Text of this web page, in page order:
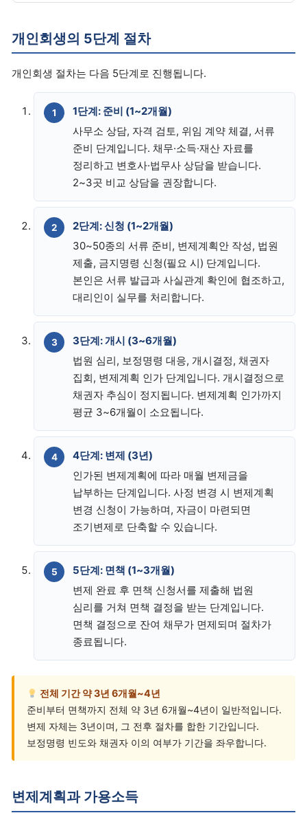
개인회생의 5단계 절차
개인회생 절차는 다음 5단계로 진행됩니다.
1단계: 준비 (1~2개월)
사무소 상담, 자격 검토, 위임 계약 체결, 서류
준비 단계입니다. 채무·소득·재산 자료를
정리하고 변호사·법무사 상담을 받습니다.
2~3곳 비교 상담을 권장합니다.
2단계: 신청 (1~2개월)
30~50종의 서류 준비, 변제계획안 작성, 법원
제출, 금지명령 신청(필요 시) 단계입니다.
본인은 서류 발급과 사실관계 확인에 협조하고,
대리인이 실무를 처리합니다.
3단계: 개시 (3~6개월)
법원 심리, 보정명령 대응, 개시결정, 채권자
집회, 변제계획 인가 단계입니다. 개시결정으로
채권자 추심이 정지됩니다. 변제계획 인가까지
평균 3~6개월이 소요됩니다.
4단계: 변제 (3년)
인가된 변제계획에 따라 매월 변제금을
납부하는 단계입니다. 사정 변경 시 변제계획
변경 신청이 가능하며, 자금이 마련되면
조기변제로 단축할 수 있습니다.
5단계: 면책 (1~3개월)
변제 완료 후 면책 신청서를 제출해 법원
심리를 거쳐 면책 결정을 받는 단계입니다.
면책 결정으로 잔여 채무가 면제되며 절차가
종료됩니다.
전체 기간 약 3년 6개월~4년
준비부터 면책까지 전체 약 3년 6개월~4년이 일반적입니다.
변제 자체는 3년이며, 그 전후 절차를 합한 기간입니다.
보정명령 빈도와 채권자 이의 여부가 기간을 좌우합니다.
변제계획과 가용소득